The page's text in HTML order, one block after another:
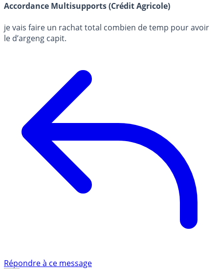
Accordance Multisupports (Crédit Agricole)
je vais faire un rachat total combien de temp pour avoir
le d’argeng capit.
Répondre à ce message